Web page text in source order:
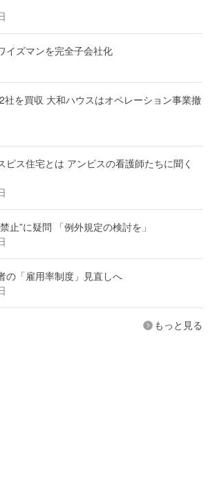
イズマンを完全子会社化
社を買収 大和ハウスはオペレーション事業撤
ピス住宅とは アンビスの看護師たちに聞く
止”に疑問 「例外規定の検討を」
「雇用率制度」見直しへ
もっと見る